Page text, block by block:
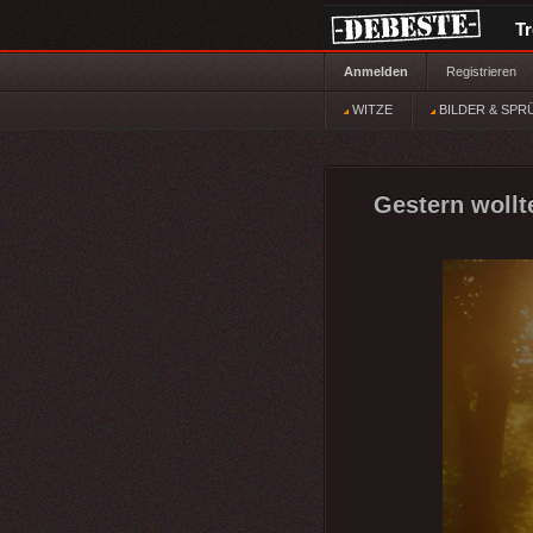
Anmelden Registrieren
WITZE BILDER &
Gestern